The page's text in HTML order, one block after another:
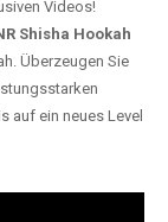
Videos!
Shisha Hookah
Überzeugen Sie
auf ein neues Level